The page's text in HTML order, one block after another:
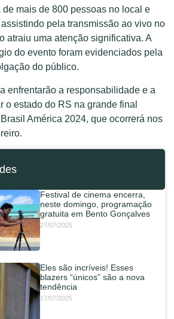
mais de 800 pessoas no local e
pela transmissão ao vivo no
atraiu uma atenção significativa. A
do evento foram evidenciados pela
do público.
enfrentarão a responsabilidade e a
o estado do RS na grande final
América 2024, que ocorrerá nos
Festival de cinema encerra,
neste domingo, programação
gratuita em Bento Gonçalves
27/07/2025
Eles são incríveis! Esses
blazers “únicos” são a nova
tendência
17/07/2025